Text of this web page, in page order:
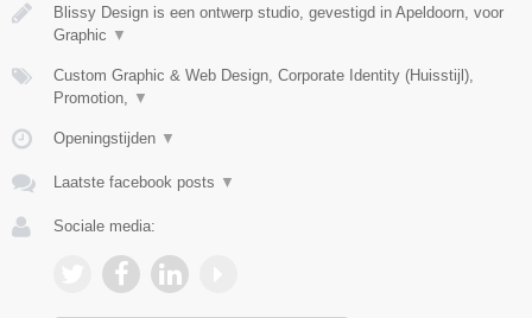
Blissy Design is een ontwerp studio, gevestigd in Apeldoorn, voor
Graphic ▼
Custom Graphic & Web Design, Corporate Identity (Huisstijl),
Promotion,
▼
Openingstijden ▼
Laatste facebook posts ▼
Sociale media: